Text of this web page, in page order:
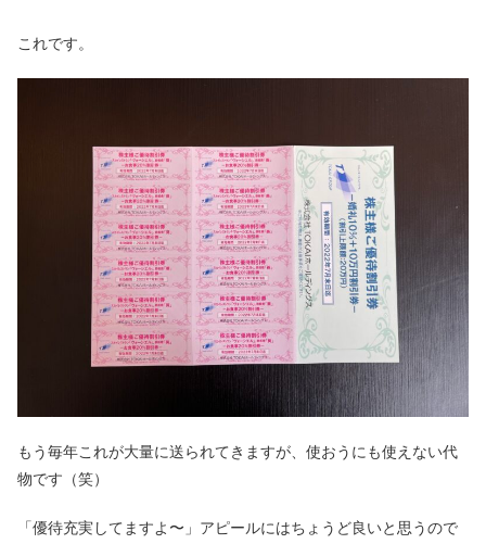
これです。
もう毎年これが大量に送られてきますが、使おうにも使えない代
物です（笑）
「優待充実してますよ〜」アピールにはちょうど良いと思うので